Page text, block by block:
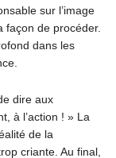
sur l’image
façon de procéder.
dans les
dire aux
à l’action ! » La
de la
criante. Au final,